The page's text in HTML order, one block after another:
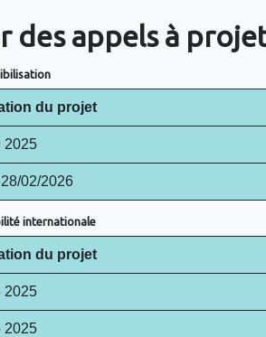
des appels à
du projet
2025
02/2026
internationale
du projet
2025
2025